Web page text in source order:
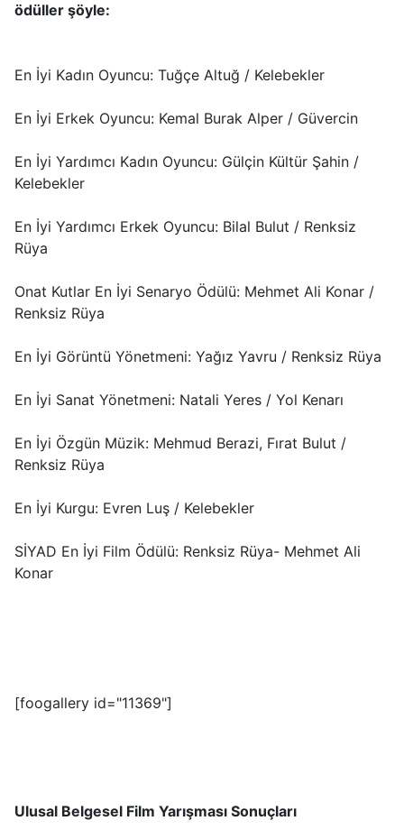
ödüller şöyle:
En İyi Kadın Oyuncu: Tuğçe Altuğ / Kelebekler
En İyi Erkek Oyuncu: Kemal Burak Alper / Güvercin
En İyi Yardımcı Kadın Oyuncu: Gülçin Kültür Şahin /
Kelebekler
En İyi Yardımcı Erkek Oyuncu: Bilal Bulut / Renksiz
Rüya
Onat Kutlar En İyi Senaryo Ödülü: Mehmet Ali Konar /
Renksiz Rüya
En İyi Görüntü Yönetmeni: Yağız Yavru / Renksiz Rüya
En İyi Sanat Yönetmeni: Natali Yeres / Yol Kenarı
En İyi Özgün Müzik: Mehmud Berazi, Fırat Bulut /
Renksiz Rüya
En İyi Kurgu: Evren Luş / Kelebekler
SİYAD En İyi Film Ödülü: Renksiz Rüya- Mehmet Ali
Konar
[foogallery id="11369"]
Ulusal Belgesel Film Yarışması Sonuçları